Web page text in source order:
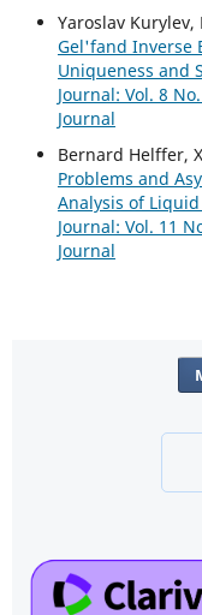
Yaroslav Kurylev,
Gel'fand Inverse
Uniqueness and
Journal: Vol. 8
Journal
Bernard Helffer,
Problems and
Analysis of
Journal: Vol. 11
Journal